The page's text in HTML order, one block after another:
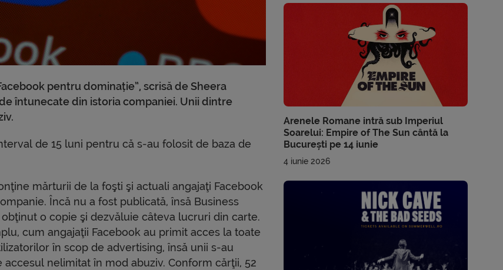
pentru dominație”, scrisă de Sheera
întunecate din istoria companiei. Unii dintre
de 15 luni pentru că s-au folosit de baza de
mărturii de la foşti şi actuali angajaţi Facebook
Încă nu a fost publicată, însă Business
obţinut o copie şi dezvăluie câteva lucruri din carte.
cum angajaţii Facebook au primit acces la toate
în scop de advertising, însă unii s-au
accesul nelimitat în mod abuziv. Conform cărţii, 52
Arenele Romane intră sub Imperiul
Soarelui: Empire of The Sun cântă la
București pe 14 iunie
4 iunie 2026